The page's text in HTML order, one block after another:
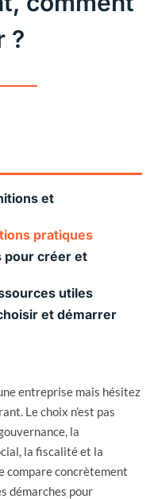
?
entreprise mais hésitez
Le choix n’est pas
la
la fiscalité et la
compare concrètement
démarches pour
et
pratiques
pour créer et
utiles
et démarrer